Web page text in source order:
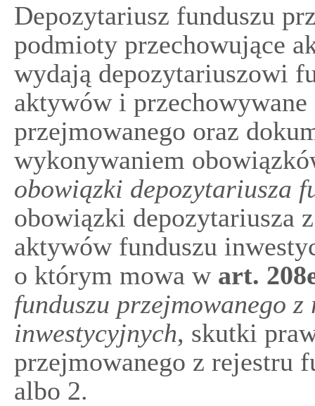
Depozytariusz funduszu
podmioty przechowujące
wydają depozytariuszowi
aktywów i
przejmowanego oraz
wykonywaniem
obowiązki depozytariusza
obowiązki depozytariusza
aktywów funduszu
o którym mowa wart.
funduszu przejmowanego
inwestycyjnych, skutki
przejmowanego z rejestru
albo 2.